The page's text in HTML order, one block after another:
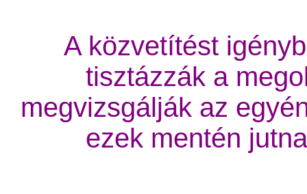
A közvetítést
tisztázzák a
megvizsgálják az
ezek mentén